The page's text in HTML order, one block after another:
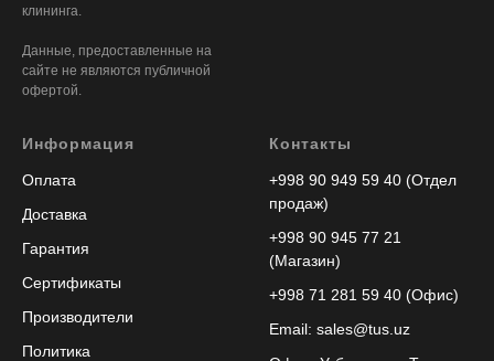
клининга.
Данные, предоставленные на
сайте не являются публичной
офертой.
Информация
Оплата
Доставка
Гарантия
Сертификаты
Производители
Политика
Контакты
+998 90 949 59 40 (Отдел
продаж)
+998 90 945 77 21
(Магазин)
+998 71 281 59 40 (Офис)
Email: sales@tus.uz